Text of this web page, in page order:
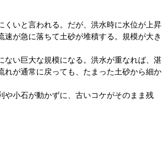
いと言われる。だが、洪水時に水位が上昇
が急に落ちて土砂が堆積する。規模が大き
い巨大な規模になる。洪水が重なれば、湛
れが通常に戻っても、たまった土砂から細か
小石が動かずに、古いコケがそのまま残